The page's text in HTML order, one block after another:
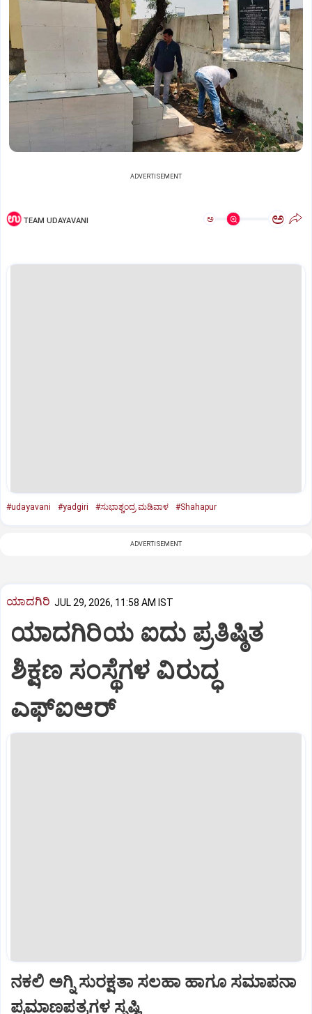
ADVERTISEMENT
TEAM UDAYAVANI ಅ ಅ
#udayavani #yadgiri #ಸುಭಾಶ್ಚಂದ್ರ ಮಡಿವಾಳ #Shahapur
ADVERTISEMENT
ಯಾದಗಿರಿ JUL 29, 2026, 11:58 AM IST
ಯಾದಗಿರಿಯ ಐದು ಪ್ರತಿಷ್ಠಿತ
ಶಿಕ್ಷಣ ಸಂಸ್ಥೆಗಳ ವಿರುದ್ಧ
ಎಫ್ಐಆರ್
ನಕಲಿ ಅಗ್ನಿ ಸುರಕ್ಷತಾ ಸಲಹಾ ಹಾಗೂ ಸಮಾಪನಾ
ಪ್ರಮಾಣಪತ್ರಗಳ ಸೃಷ್ಟಿ